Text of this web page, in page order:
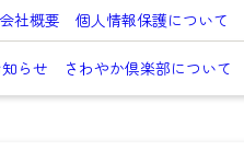
会社概要 個人情報保護について
らせ さわやか倶楽部について